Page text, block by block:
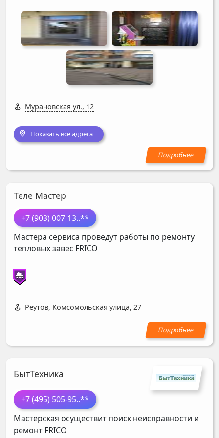
Мурановская ул., 12
Показать все адреса
Теле Мастер
+7 (903) 007-13..**
Мастера сервиса проведут работы по ремонту
тепловых завес FRICO
Реутов, Комсомольская улица, 27
БытТехника
+7 (495) 505-95..**
Мастерская осуществит поиск неисправности и
ремонт FRICO